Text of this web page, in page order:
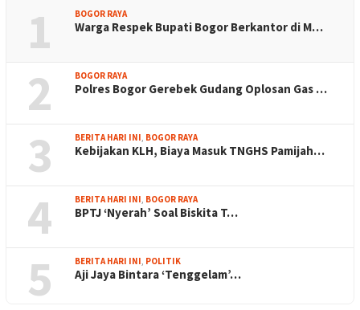
1 BOGOR RAYA
Warga Respek Bupati Bogor Berkantor di M…
2 BOGOR RAYA
Polres Bogor Gerebek Gudang Oplosan Gas …
3 BERITA HARI INI, BOGOR RAYA
Kebijakan KLH, Biaya Masuk TNGHS Pamijah…
4 BERITA HARI INI, BOGOR RAYA
BPTJ ‘Nyerah’ Soal Biskita T…
5 BERITA HARI INI, POLITIK
Aji Jaya Bintara ‘Tenggelam’…